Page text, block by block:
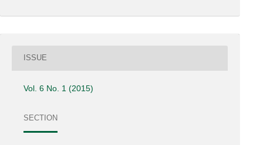
ISSUE
Vol. 6 No. 1 (2015)
SECTION